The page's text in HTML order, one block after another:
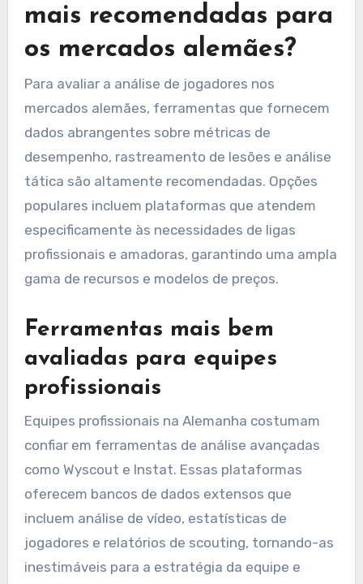
mais recomendadas para
os mercados alemães?
Para avaliar a análise de jogadores nos
mercados alemães, ferramentas que fornecem
dados abrangentes sobre métricas de
desempenho, rastreamento de lesões e análise
tática são altamente recomendadas. Opções
populares incluem plataformas que atendem
especificamente às necessidades de ligas
profissionais e amadoras, garantindo uma ampla
gama de recursos e modelos de preços.
Ferramentas mais bem
avaliadas para equipes
profissionais
Equipes profissionais na Alemanha costumam
confiar em ferramentas de análise avançadas
como Wyscout e Instat. Essas plataformas
oferecem bancos de dados extensos que
incluem análise de vídeo, estatísticas de
jogadores e relatórios de scouting, tornando-as
inestimáveis para a estratégia da equipe e